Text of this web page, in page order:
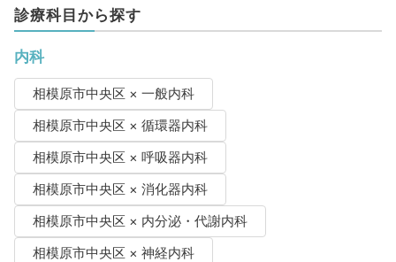
診療科目から探す
内科
相模原市中央区 × 一般内科
相模原市中央区 × 循環器内科
相模原市中央区 × 呼吸器内科
相模原市中央区 × 消化器内科
相模原市中央区 × 内分泌・代謝内科
相模原市中央区 × 神経内科